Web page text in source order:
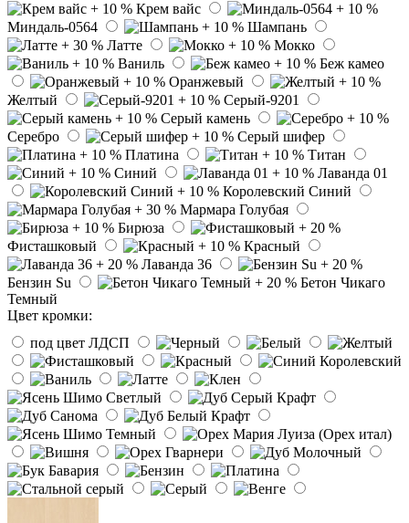
Крем вайс
Миндаль-0564
Шампань
Латте
Мокко
Ваниль
Беж камео
Оранжевый
Желтый
Серый-9201
Серый камень
Серебро
Серый шифер
Платина
Титан
Синий
Лаванда 01
Королевский Синий
Мармара Голубая
Бирюза
Фисташковый
Красный
Лаванда 36
Бензин Su
Бетон Чикаго
Темный
Цвет кромки:
под цвет ЛДСП